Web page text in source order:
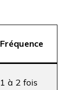
Fréquence
1 à 2 fois